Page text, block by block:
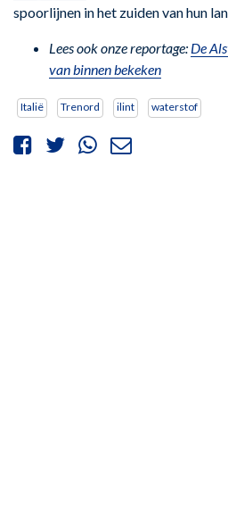
spoorlijnen in het zuiden van hun
Lees ook onze reportage: De
van binnen bekeken
Italië Trenord ilint waterstof